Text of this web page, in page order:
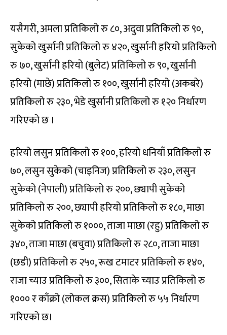
यसैगरी, अमला प्रतिकिलो रु ८०, अदुवा प्रतिकिलो रु ९०,
सुकेको खुर्सानी प्रतिकिलो रु ४२०, खुर्सानी हरियो प्रतिकिलो
रु ७०, खुर्सानी हरियो (बुलेट) प्रतिकिलो रु ९०, खुर्सानी
हरियो (माछे) प्रतिकिलो रु १००, खुर्सानी हरियो (अकबरे)
प्रतिकिलो रु २३०, भेडे खुर्सानी प्रतिकिलो रु १२० निर्धारण
गरिएको छ ।
हरियो लसुन प्रतिकिलो रु १००, हरियो धनियाँ प्रतिकिलो रु
७०, लसुन सुकेको (चाइनिज) प्रतिकिलो रु २३०, लसुन
सुकेको (नेपाली) प्रतिकिलो रु २००, छ्यापी सुकेको
प्रतिकिलो रु २००, छ्यापी हरियो प्रतिकिलो रु १८०, माछा
सुकेको प्रतिकिलो रु १०००, ताजा माछा (रहु) प्रतिकिलो रु
३४०, ताजा माछा (बचुवा) प्रतिकिलो रु २८०, ताजा माछा
(छडी) प्रतिकिलो रु २५०, रूख टमाटर प्रतिकिलो रु १४०,
राजा च्याउ प्रतिकिलो रु ३००, सिताके च्याउ प्रतिकिलो रु
१००० र काँक्रो (लोकल क्रस) प्रतिकिलो रु ५५ निर्धारण
गरिएको छ।